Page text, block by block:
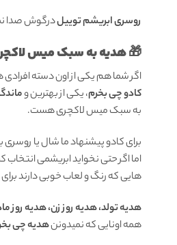
روسری ابریشم توییلدرگوش صدا
🎁 هدیه به سبک میس
اگر شما هم یکی از اون دسته
کادو چی بخرم، یکی از بهترین و
به سبک میس لاکچری هست.
برای کادو پیشنهاد ما شال یا
اما اگر حتی نخواید ابریشمی انتخاب
هایی که رنگ و لعاب خوبی دارند
هدیه تولد، هدیه روز زن، هدیه روز
همه اونایی که نمیدوننهدیه چی